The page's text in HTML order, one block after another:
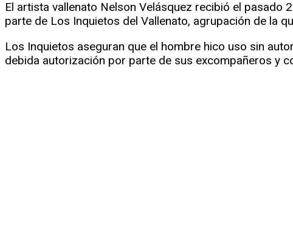
El artista vallenato Nelson Velásquez recibió el
parte de Los Inquietos del Vallenato, agrupación de la
Los Inquietos aseguran que el hombre hico uso sin
debida autorización por parte de sus excompañeros y